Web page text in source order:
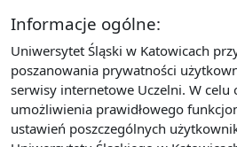
Informacje ogólne:
Uniwersytet Śląski w Katowicach
poszanowania prywatności
serwisy internetowe Uczelni. W celu
umożliwienia prawidłowego
ustawień poszczególnych